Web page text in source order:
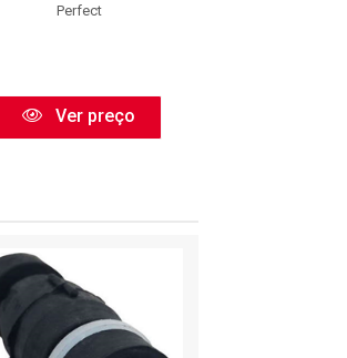
Perfect
Ver preço